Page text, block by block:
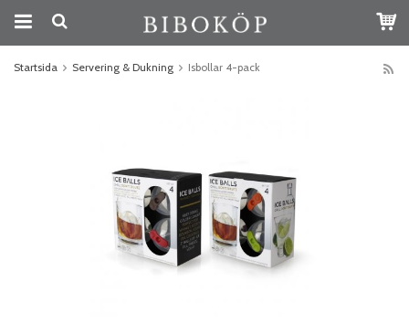
Startsida Servering & Dukning Isbollar 4-pack